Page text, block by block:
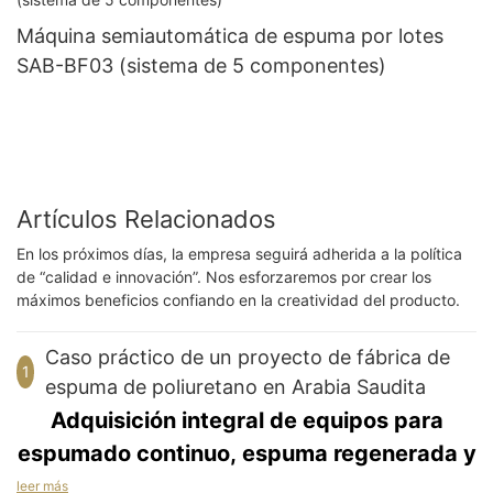
Máquina semiautomática de espuma por lotes
SAB-BF03 (sistema de 5 componentes)
Artículos Relacionados
En los próximos días, la empresa seguirá adherida a la política
de “calidad e innovación”. Nos esforzaremos por crear los
máximos beneficios confiando en la creatividad del producto.
1
Caso práctico de un proyecto de fábrica de
espuma de poliuretano en Arabia Saudita
Adquisición integral de equipos para
espumado continuo, espuma regenerada y
leer más